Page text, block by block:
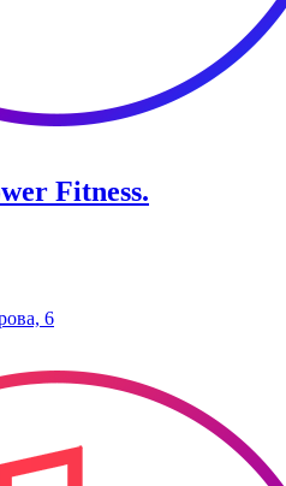
Fitness.
6